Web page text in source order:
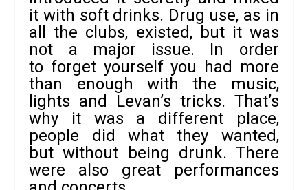
it with soft drinks. Drug use, as in
all the clubs, existed, but it was
not a major issue. In order
to forget yourself you had more
than enough with the music,
lights and Levan’s tricks. That’s
why it was a different place,
people did what they wanted,
but without being drunk. There
were also great performances